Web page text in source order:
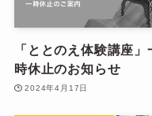
「ととのえ体験講座」
時休止のお知らせ
2024年4月17日